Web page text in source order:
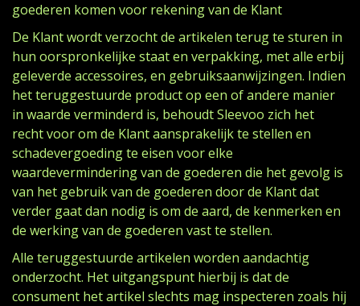
goederen komen voor rekening van de Klant
De Klant wordt verzocht de artikelen terug te sturen in
hun oorspronkelijke staat en verpakking, met alle erbij
geleverde accessoires, en gebruiksaanwijzingen. Indien
het teruggestuurde product op een of andere manier
in waarde verminderd is, behoudt Sleevoo zich het
recht voor om de Klant aansprakelijk te stellen en
schadevergoeding te eisen voor elke
waardevermindering van de goederen die het gevolg is
van het gebruik van de goederen door de Klant dat
verder gaat dan nodig is om de aard, de kenmerken en
de werking van de goederen vast te stellen.
Alle teruggestuurde artikelen worden aandachtig
onderzocht. Het uitgangspunt hierbij is dat de
consument het artikel slechts mag inspecteren zoals hij